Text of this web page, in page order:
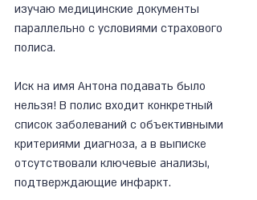
изучаю медицинские документы
параллельно с условиями страхового
полиса.
Иск на имя Антона подавать было
нельзя! В полис входит конкретный
список заболеваний с объективными
критериями диагноза, а в выписке
отсутствовали ключевые анализы,
подтверждающие инфаркт.